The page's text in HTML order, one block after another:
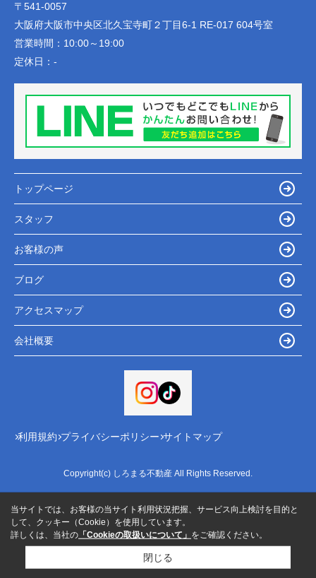
〒541-0057
大阪府大阪市中央区北久宝寺町２丁目6-1 RE-017 604号室
営業時間： 10:00～19:00
定休日： -
トップページ
スタッフ
お客様の声
ブログ
アクセスマップ
会社概要
利用規約 プライバシーポリシー サイトマップ
Copyright(c) しろまる不動産 All Rights Reserved.
当サイトでは、お客様の当サイト利用状況把握、サービス向上検討を目的と
して、クッキー（Cookie）を使用しています。
詳しくは、当社の 「Cookieの取扱いについて」 をご確認ください。
閉じる